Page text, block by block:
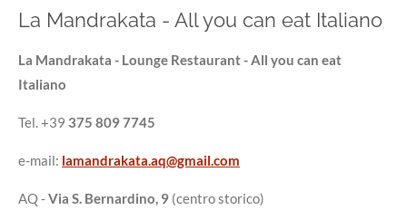
La Mandrakata - All you can eat Italiano
La Mandrakata - Lounge Restaurant - All you can eat
Italiano
Tel. +39 375 809 7745
e-mail: lamandrakata.aq@gmail.com
AQ -Via S. Bernardino, 9 (centro storico)